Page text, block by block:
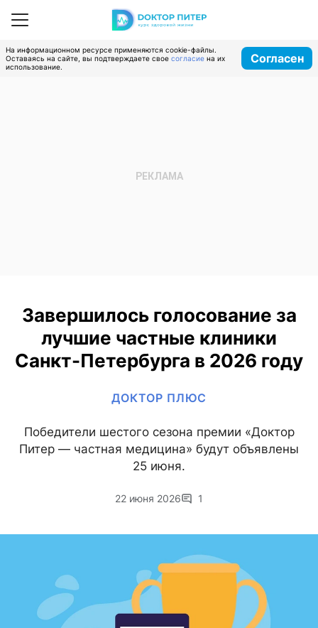
На информационном ресурсе применяются cookie-файлы.
Оставаясь на сайте, вы подтверждаете свое согласие на их
использование.
Согласен
Завершилось голосование за
лучшие частные клиники
Санкт-Петербурга в 2026 году
ДОКТОР ПЛЮС
Победители шестого сезона премии «Доктор
Питер — частная медицина» будут объявлены
25 июня.
22 июня 2026 1